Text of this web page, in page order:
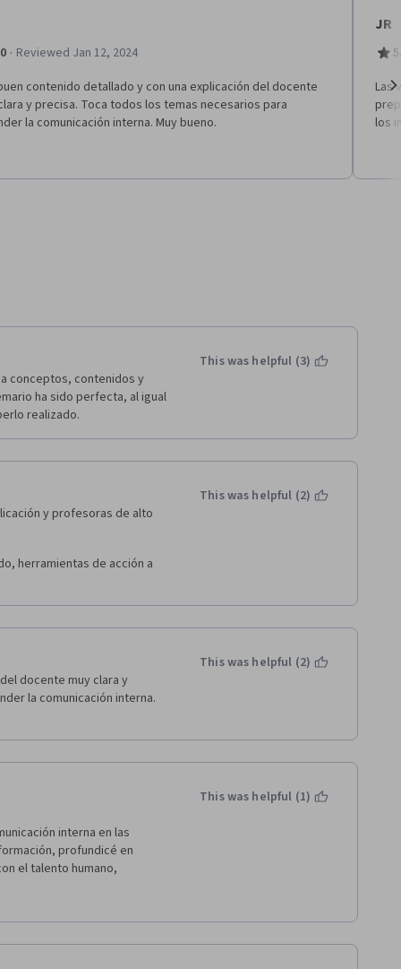
· Reviewed Jan 12, 2024
contenido detallado y con una explicación del docente
y precisa. Toca todos los temas necesarios para
la comunicación interna. Muy bueno.
JR
Las
los
conceptos, contenidos y
ha sido perfecta, al igual
realizado.
This was helpful (3)
y profesoras de alto
herramientas de acción a
This was helpful (2)
docente muy clara y
la comunicación interna.
This was helpful (2)
interna en las
profundicé en
el talento humano,
el compromiso
y la cultura
estoy listo para aplicar estas
This was helpful (1)